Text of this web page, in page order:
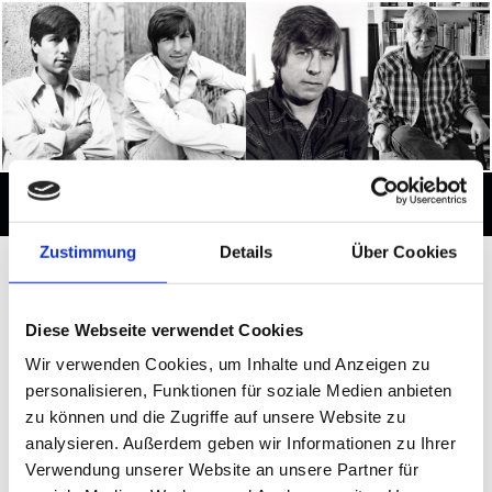
Zustimmung Details Über Cookies
Diese Webseite verwendet Cookies
Wir verwenden Cookies, um Inhalte und Anzeigen zu
personalisieren, Funktionen für soziale Medien anbieten
zu können und die Zugriffe auf unsere Website zu
analysieren. Außerdem geben wir Informationen zu Ihrer
Verwendung unserer Website an unsere Partner für
Impressum
Oliver Fries